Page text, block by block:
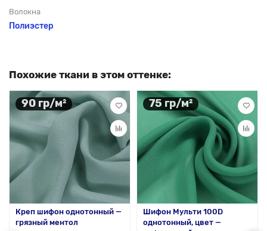
Волокна
Полиэстер
Похожие ткани в этом оттенке:
90 гр/м²
Креп шифон однотонный —
грязный ментол
75 гр/м²
Шифон Мульти 100D
однотонный, цвет —